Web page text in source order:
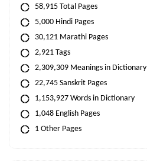
58,915 Total Pages
5,000 Hindi Pages
30,121 Marathi Pages
2,921 Tags
2,309,309 Meanings in Dictionary
22,745 Sanskrit Pages
1,153,927 Words in Dictionary
1,048 English Pages
1 Other Pages